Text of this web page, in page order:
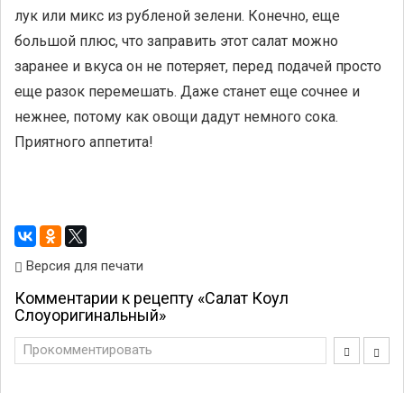
лук или микс из рубленой зелени. Конечно, еще
большой плюс, что заправить этот салат можно
заранее и вкуса он не потеряет, перед подачей просто
еще разок перемешать. Даже станет еще сочнее и
нежнее, потому как овощи дадут немного сока.
Приятного аппетита!
Версия для печати
Комментарии к рецепту «Салат Коул
Слоуоригинальный»
Прокомментировать